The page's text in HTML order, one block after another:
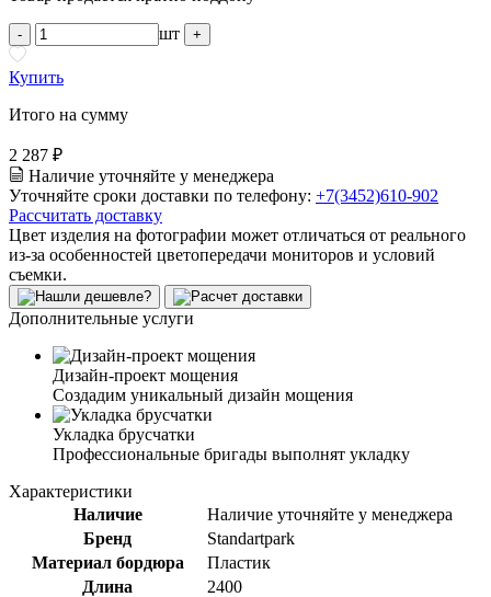
- шт +
Купить
Итого на сумму
2 287 ₽
Наличие уточняйте у менеджера
Уточняйте сроки доставки по телефону: +7(3452)610-902
Рассчитать доставку
Цвет изделия на фотографии может отличаться от реального
из-за особенностей цветопередачи мониторов и условий
съемки.
Дополнительные услуги
Дизайн-проект мощения
Создадим уникальный дизайн мощения
Укладка брусчатки
Профессиональные бригады выполнят укладку
Характеристики
Наличие
Наличие уточняйте у менеджера
Бренд
Standartpark
Материал бордюра
Пластик
Длина
2400